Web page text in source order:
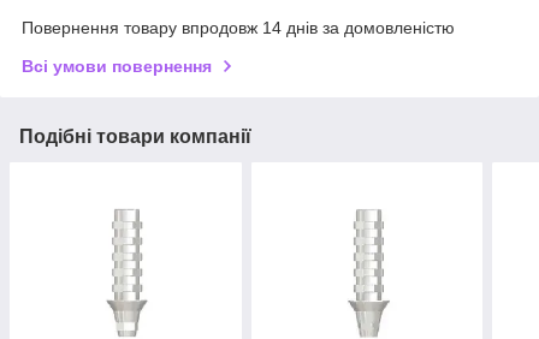
Повернення товару впродовж 14 днів за домовленістю
Всі умови повернення
Подібні товари компанії